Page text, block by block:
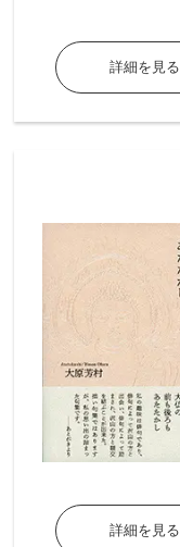
詳細を見る
詳細を見る